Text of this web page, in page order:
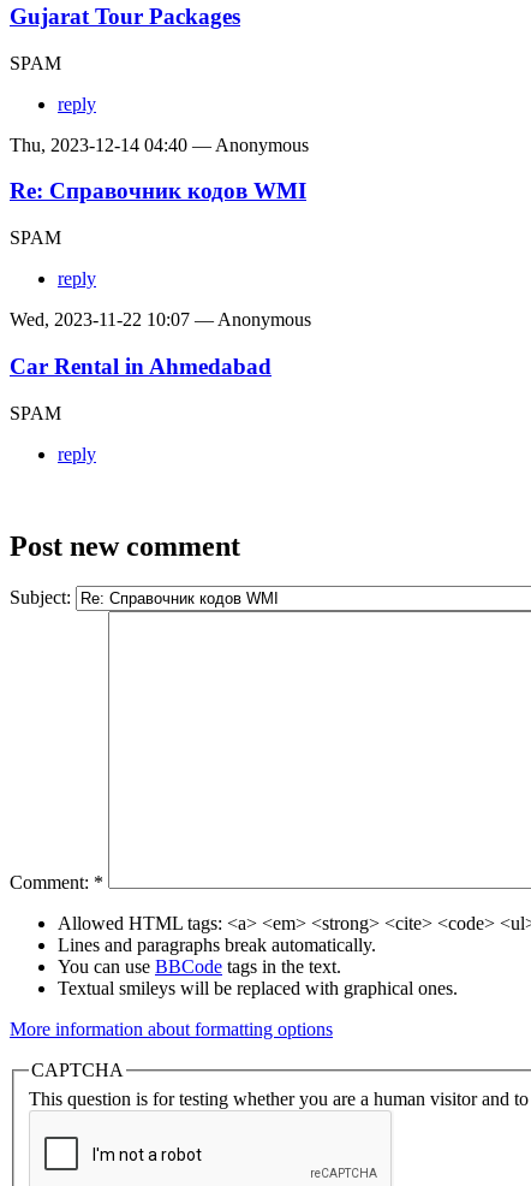
Gujarat Tour Packages
SPAM
reply
Thu, 2023-12-14 04:40 — Anonymous
Re: Справочник кодов WMI
SPAM
reply
Wed, 2023-11-22 10:07 — Anonymous
Car Rental in Ahmedabad
SPAM
reply
Post new comment
Subject:
Comment: *
Allowed HTML tags: <a> <em> <strong> <cite> <code>
Lines and paragraphs break automatically.
You can use BBCode tags in the text.
Textual smileys will be replaced with graphical ones.
More information about formatting options
CAPTCHA
This question is for testing whether you are a human visitor and